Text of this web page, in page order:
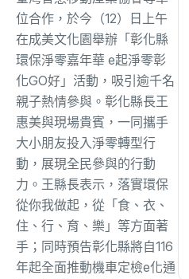
位合作，於今（12）日上午
在成美文化園舉辦「彰化縣
環保淨零嘉年華 e起淨零彰
化GO好」活動，吸引逾千名
親子熱情參與。彰化縣長王
惠美與現場貴賓，一同攜手
大小朋友投入淨零轉型行
動，展現全民參與的行動
力。王縣長表示，落實環保
從你我做起，從「食、衣、
住、行、育、樂」等方面著
手；同時預告彰化縣將自116
年起全面推動機車定檢e化通